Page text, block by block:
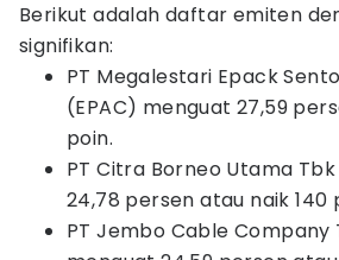
Berikut adalah daftar emiten
signifikan:
PT Megalestari Epack
(EPAC) menguat 27,59
poin.
PT Citra Borneo Utama
24,78 persen atau naik 140
PT Jembo Cable Company